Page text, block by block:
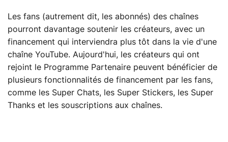
Les fans (autrement dit, les abonnés) des chaînes
pourront davantage soutenir les créateurs, avec un
financement qui interviendra plus tôt dans la vie d'une
chaîne YouTube. Aujourd'hui, les créateurs qui ont
rejoint le Programme Partenaire peuvent bénéficier de
plusieurs fonctionnalités de financement par les fans,
comme les Super Chats, les Super Stickers, les Super
Thanks et les souscriptions aux chaînes.